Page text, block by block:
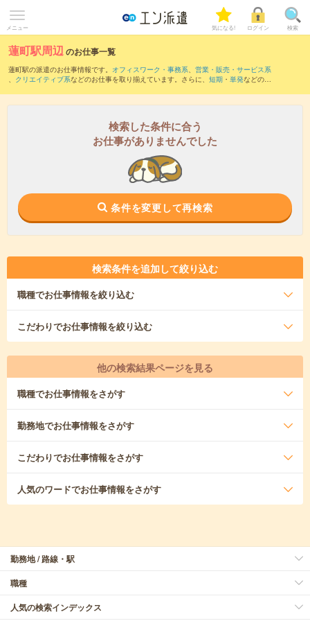
メニュー 気になる! ログイン 検索
蓮町駅周辺のお仕事一覧
蓮町駅の派遣のお仕事情報です。 オフィスワーク・事務系、 営業・販売・サービス系
、 クリエイティブ系などのお仕事を取り揃えています。さらに、 短期 ・ 単発などの期
また、富山駅・電鉄富山駅・速星駅・南富山駅・電鉄富山駅・エスタ前駅など近隣駅
検索した条件に合う
お仕事がありませんでした
条件を変更して再検索
検索条件を追加して絞り込む
職種でお仕事情報を絞り込む
こだわりでお仕事情報を絞り込む
他の検索結果ページを見る
職種でお仕事情報をさがす
勤務地でお仕事情報をさがす
こだわりでお仕事情報をさがす
人気のワードでお仕事情報をさがす
勤務地 / 路線・駅
職種
人気の検索インデックス